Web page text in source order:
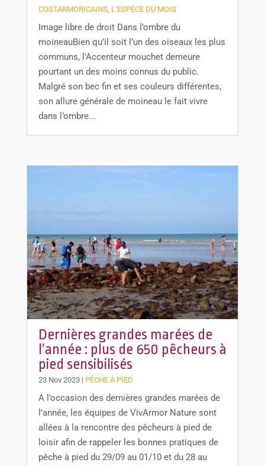
COSTARMORICAINS, L’ESPÈCE DU MOIS
Image libre de droit Dans l’ombre du
moineauBien qu’il soit l’un des oiseaux les plus
communs, l’Accenteur mouchet demeure
pourtant un des moins connus du public.
Malgré son bec fin et ses couleurs différentes,
son allure générale de moineau le fait vivre
dans l’ombre...
Dernières grandes marées de
l’année : plus de 650 pêcheurs à
pied sensibilisés
23 Nov 2023| PÊCHE À PIED
A l’occasion des dernières grandes marées de
l’année, les équipes de VivArmor Nature sont
allées à la rencontre des pêcheurs à pied de
loisir afin de rappeler les bonnes pratiques de
pêche à pied du 29/09 au 01/10 et du 28 au